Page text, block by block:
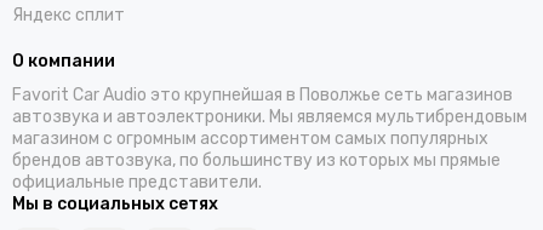
Яндекс сплит
О компании
Favorit Car Audio это крупнейшая в Поволжье сеть магазинов
автозвука и автоэлектроники. Мы являемся мультибрендовым
магазином с огромным ассортиментом самых популярных
брендов автозвука, по большинству из которых мы прямые
официальные представители.
Мы в социальных сетях